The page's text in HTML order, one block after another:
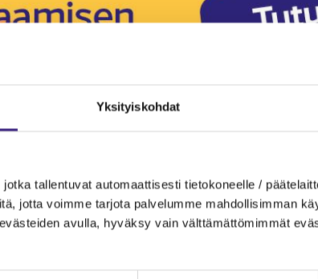
Yksityiskohdat
tallentuvat automaattisesti tietokoneelle /
jotta voimme tarjota palvelumme mahdollisimman
avulla, hyväksy vain välttämättömimmät